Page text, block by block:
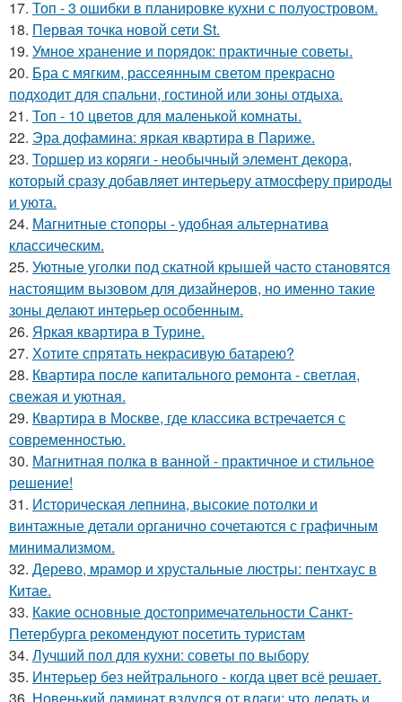
17. Топ - 3 ошибки в планировке кухни с полуостровом.
18. Первая точка новой сети St.
19. Умное хранение и порядок: практичные советы.
20. Бра с мягким, рассеянным светом прекрасно
подходит для спальни, гостиной или зоны отдыха.
21. Топ - 10 цветов для маленькой комнаты.
22. Эра дофамина: яркая квартира в Париже.
23. Торшер из коряги - необычный элемент декора,
который сразу добавляет интерьеру атмосферу природы
и уюта.
24. Магнитные стопоры - удобная альтернатива
классическим.
25. Уютные уголки под скатной крышей часто становятся
настоящим вызовом для дизайнеров, но именно такие
зоны делают интерьер особенным.
26. Яркая квартира в Турине.
27. Хотите спрятать некрасивую батарею?
28. Квартира после капитального ремонта - светлая,
свежая и уютная.
29. Квартира в Москве, где классика встречается с
современностью.
30. Магнитная полка в ванной - практичное и стильное
решение!
31. Историческая лепнина, высокие потолки и
винтажные детали органично сочетаются с графичным
минимализмом.
32. Дерево, мрамор и хрустальные люстры: пентхаус в
Китае.
33. Какие основные достопримечательности Санкт-
Петербурга рекомендуют посетить туристам
34. Лучший пол для кухни: советы по выбору
35. Интерьер без нейтрального - когда цвет всё решает.
36. Новенький ламинат вздулся от влаги: что делать и